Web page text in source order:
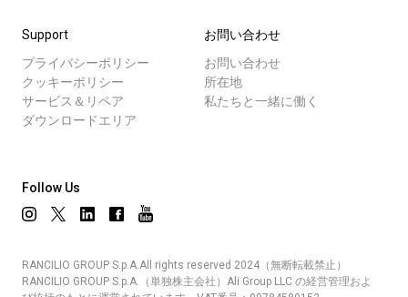
Support
プライバシーポリシー
クッキーポリシー
サービス＆リペア
ダウンロードエリア
お問い合わせ
お問い合わせ
所在地
私たちと一緒に働く
Follow Us
RANCILIO GROUP S.p.A.All rights reserved 2024（無断転載禁止）
RANCILIO GROUP S.p.A.（単独株主会社）Ali Group LLC の経営管理およ